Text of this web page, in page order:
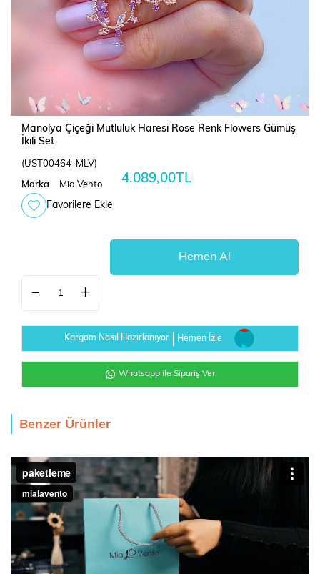
Manolya Çiçeği Mutluluk Haresi Rose Renk Flowers Gümüş
İkili Set
(UST00464-MLV)
Marka Mia Vento 4.089,00TL
Favorilere Ekle
Kargom Nasıl Hazırlanıyor Hemen İzle
Whatsapp ile Sipariş Ver
Benzer Ürünler